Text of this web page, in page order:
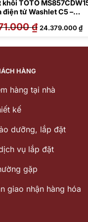
khối TOTO
điện tử Washlet C5 –
₫ Giá
gốc
là:
24.379.000₫Giá
HÀNG
hàng tại nhà
kế
dưỡng, lắp đặt
vụ lắp đặt
gặp
giao nhận hàng hóa